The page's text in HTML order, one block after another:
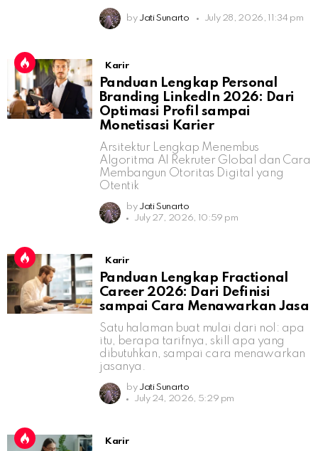
by Jati Sunarto July 28, 2026, 11:34 pm
Karir
Panduan Lengkap Personal
Branding LinkedIn 2026: Dari
Optimasi Profil sampai
Monetisasi Karier
Arsitektur Lengkap Menembus
Algoritma AI Rekruter Global dan Cara
Membangun Otoritas Digital yang
Otentik
by Jati Sunarto
July 27, 2026, 10:59 pm
Karir
Panduan Lengkap Fractional
Career 2026: Dari Definisi
sampai Cara Menawarkan Jasa
Satu halaman buat mulai dari nol: apa
itu, berapa tarifnya, skill apa yang
dibutuhkan, sampai cara menawarkan
jasanya.
by Jati Sunarto
July 24, 2026, 5:29 pm
Karir